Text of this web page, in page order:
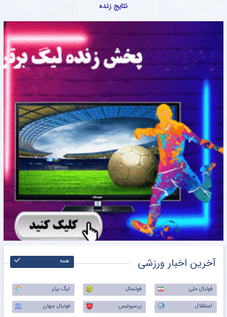
نتایج زنده
آخرین اخبار ورزشی همه
فوتبال ملی فوتسال
لیگ برتر
استقلال
پرسپولیس فوتبال جهان